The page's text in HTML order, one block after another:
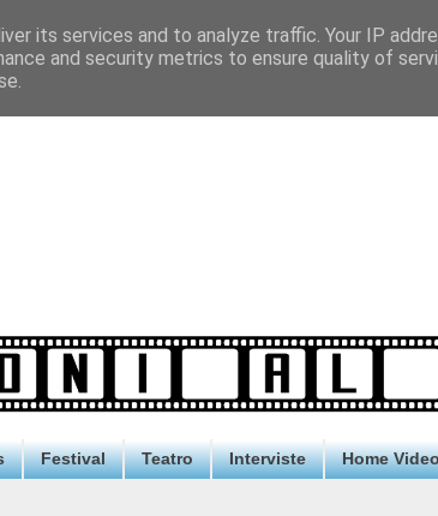
Festival Teatro Interviste Home
its services and to analyze traffic. Your IP
and security metrics to ensure quality of